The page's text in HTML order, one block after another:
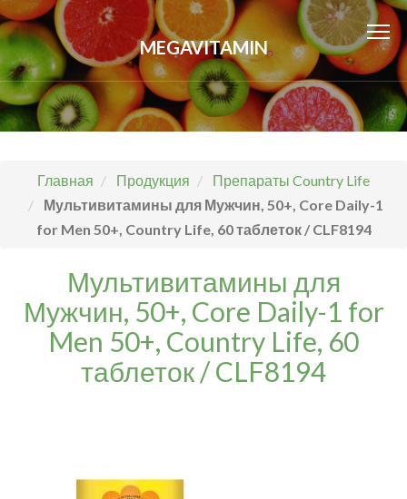
MEGAVITAMIN
Главная Продукция
Препараты Country Life
Мультивитамины для Мужчин, 50+, Core Daily-1
for Men 50+, Country Life, 60 таблеток / CLF8194
Мультивитамины для
Мужчин, 50+, Core Daily-1 for
Men 50+, Country Life, 60
таблеток / CLF8194